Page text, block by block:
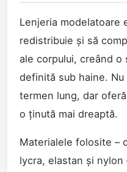
Lenjeria modelatoare
redistribuie și să
ale corpului, creând o
definită sub haine.
termen lung, dar
o ținută mai dreaptă.
Materialele folosite –
lycra, elastan și